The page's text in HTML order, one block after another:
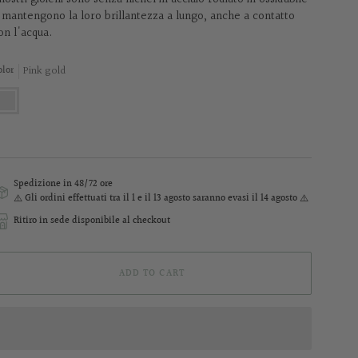
la loro brillantezza a lungo, anche a contatto
l'acqua.
Pink gold
Spedizione in 48/72 ore
⚠️ Gli ordini effettuati tra il 1 e il 13 agostosaranno evasi il 14 agosto ⚠️
Ritiro in sede disponibile al checkout
ADD TO CART